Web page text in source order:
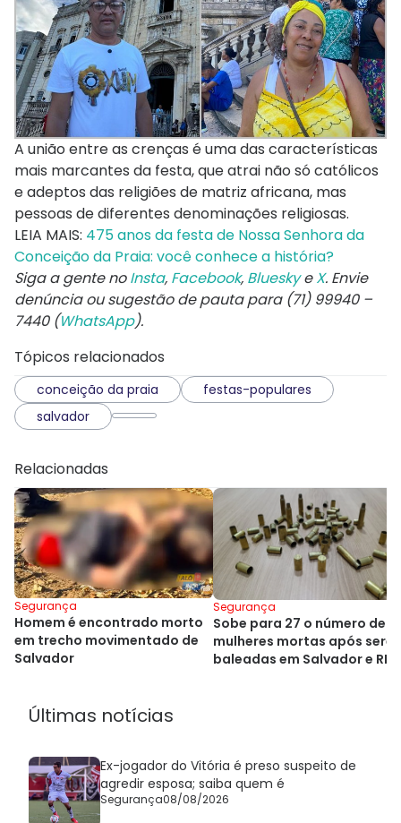
A união entre as crenças é uma das características
mais marcantes da festa, que atrai não só católicos
e adeptos das religiões de matriz africana, mas
pessoas de diferentes denominações religiosas.
LEIA MAIS: 475 anos da festa de Nossa Senhora da
Conceição da Praia: você conhece a história?
Siga a gente noInsta, Facebook, BlueskyeX. Envie
denúncia ou sugestão de pauta para (71) 99940 –
7440 (WhatsApp).
Tópicos relacionados
conceição da praia
festas-populares
salvador
Relacionadas
Segurança
Homem é encontrado morto
em trecho movimentado de
Salvador
Segurança
Sobe para 27 o número de
mulheres mortas após
baleadas em Salvador e
Últimas notícias
Ex-jogador do Vitória é preso suspeito de
agredir esposa; saiba quem é
Segurança08/08/2026